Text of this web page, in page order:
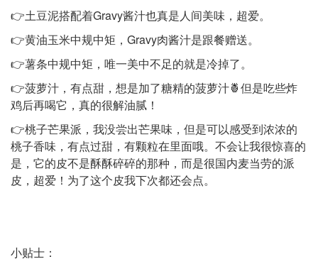
👉土豆泥搭配着Gravy酱汁也真是人间美味，超爱。
👉黄油玉米中规中矩，Gravy肉酱汁是跟餐赠送。
👉薯条中规中矩，唯一美中不足的就是冷掉了。
👉菠萝汁，有点甜，想是加了糖精的菠萝汁🍍但是吃些炸
鸡后再喝它，真的很解油腻！
👉桃子芒果派，我没尝出芒果味，但是可以感受到浓浓的
桃子香味，有点过甜，有颗粒在里面哦。不会让我很惊喜的
是，它的皮不是酥酥碎碎的那种，而是很国内麦当劳的派
皮，超爱！为了这个皮我下次都还会点。
小贴士：